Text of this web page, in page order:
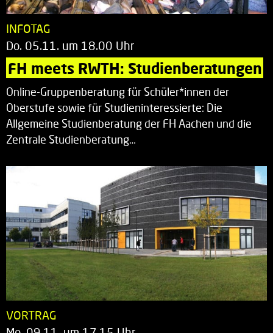
INFOTAG
Do. 05.11. um 18.00 Uhr
FH meets RWTH: Studienberatungen
Online-Gruppenberatung für Schüler*innen der
Oberstufe sowie für Studieninteressierte: Die
Allgemeine Studienberatung der FH Aachen und die
Zentrale Studienberatung…
VORTRAG